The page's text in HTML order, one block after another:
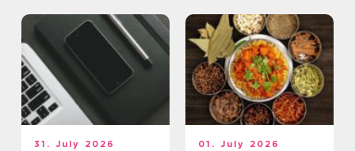
31. July 2026 01. July 2026